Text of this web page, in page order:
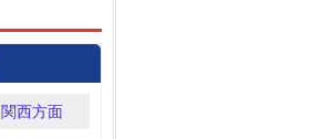
関西方面